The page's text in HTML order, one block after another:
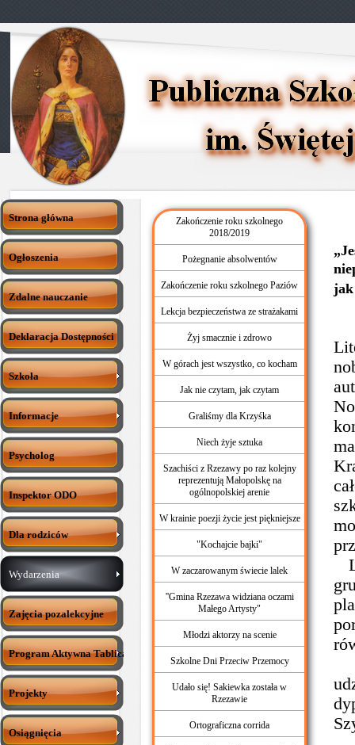
Strona główna
Ogłoszenia
Zdalne nauczanie
Deklaracja Dostępności
Szkoła
Informacje
Psycholog
Inspektor ODO
Dla rodziców
Wydarzenia
Zajęcia pozalekcyjne
Program Aktywna Tablica
Projekty
Osiągnięcia
Zakończenie roku szkolnego
2018/2019
Pożegnanie absolwentów
Zakończenie roku szkolnego Paziów
Lekcja bezpieczeństwa ze strażakami
Żyj smacznie i zdrowo
W górach jest wszystko, co kocham
Jak nie czytam, jak czytam
Graliśmy dla Krzyśka
Niech żyje sztuka
Szachiści z Rzezawy po raz kolejny
reprezentują Małopolskę na
ogólnopolskiej arenie
W krainie poezji życie jest piękniejsze
"Kochajcie bajki"
W zaczarowanym świecie lalek
''Gmina Rzezawa widziana oczami
Małego Artysty"
Młodzi aktorzy na scenie
Szkolne Dni Przeciw Przemocy
Udało się! Sakiewka została w
Rzezawie
Ortograficzna corrida